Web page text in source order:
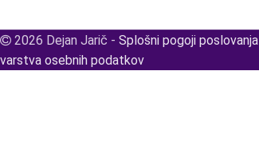
2026 Dejan Jarič - Splošni pogoji poslovanja
varstva osebnih podatkov